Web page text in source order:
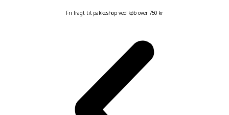
Fri fragt til pakkeshop ved køb over 750 kr